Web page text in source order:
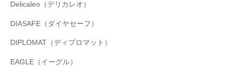
Delicaleo（デリカレオ）
DIASAFE（ダイヤセーフ）
DIPLOMAT（ディプロマット）
EAGLE（イーグル）